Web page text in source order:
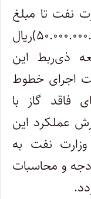
نفت تا مبلغ
پنجاه هزار میلیارد (۵۰.۰۰۰.۰۰۰.۰۰۰.۰۰۰)ریال
ذی‌ربط این
اجرای خطوط
فاقد گاز با
عملکرد این
نفت به
و محاسبات